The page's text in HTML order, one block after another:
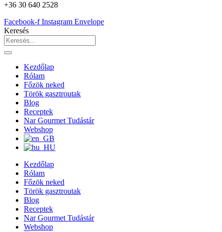
+36 30 640 2528
Facebook-f Instagram Envelope
Keresés
Kezdőlap
Rólam
Főzök neked
Török gasztroutak
Blog
Receptek
Nar Gourmet Tudástár
Webshop
Kezdőlap
Rólam
Főzök neked
Török gasztroutak
Blog
Receptek
Nar Gourmet Tudástár
Webshop